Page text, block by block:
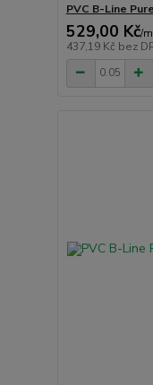
PVC B-Line
529,00 Kč/
437,19 Kč bez